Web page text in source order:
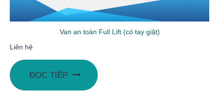
Van an toàn Full Lift (có tay giật)
Liên hệ
ĐỌC TIẾP